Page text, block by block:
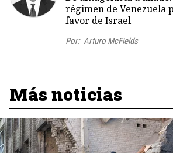
régimen de Venezuela
favor de Israel
Por: Arturo McFields
Más noticias